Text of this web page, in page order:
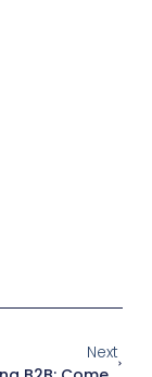
Next